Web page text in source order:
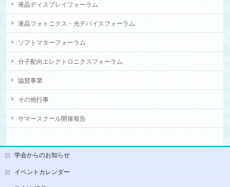
液晶ディスプレイフォーラム
液晶フォトニクス・光デバイスフォーラム
ソフトマターフォーラム
分子配向エレクトロニクスフォーラム
協賛事業
その他行事
サマースクール開催報告
学会からのお知らせ
イベントカレンダー